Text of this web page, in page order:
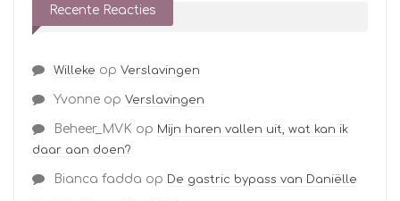
Recente Reacties
Willeke op Verslavingen
Yvonne op Verslavingen
Beheer_MVK op Mijn haren vallen uit, wat kan ik
daar aan doen?
Bianca fadda op De gastric bypass van Daniëlle